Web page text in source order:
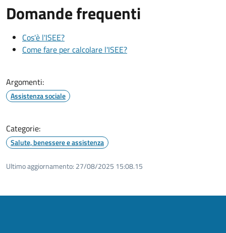
Domande frequenti
Cos'è l'ISEE?
Come fare per calcolare l'ISEE?
Argomenti:
Assistenza sociale
Categorie:
Salute, benessere e assistenza
Ultimo aggiornamento: 27/08/2025 15:08.15